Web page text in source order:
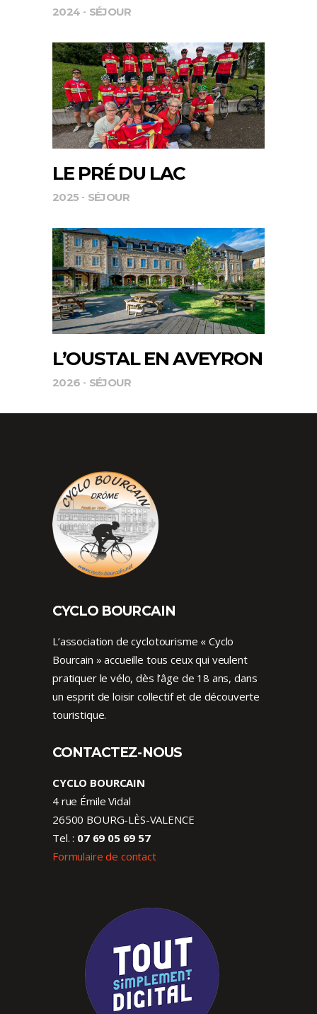
2024 SÉJOUR
LE PRÉ DU LAC
2025 SÉJOUR
L’OUSTAL EN AVEYRON
2026 SÉJOUR
CYCLO BOURCAIN
L’association de cyclotourisme « Cyclo
Bourcain » accueille tous ceux qui veulent
pratiquer le vélo, dès l’âge de 18 ans, dans
un esprit de loisir collectif et de découverte
touristique.
CONTACTEZ-NOUS
CYCLO BOURCAIN
4 rue Émile Vidal
26500 BOURG-LÈS-VALENCE
Tel. : 07 69 05 69 57
Formulaire de contact